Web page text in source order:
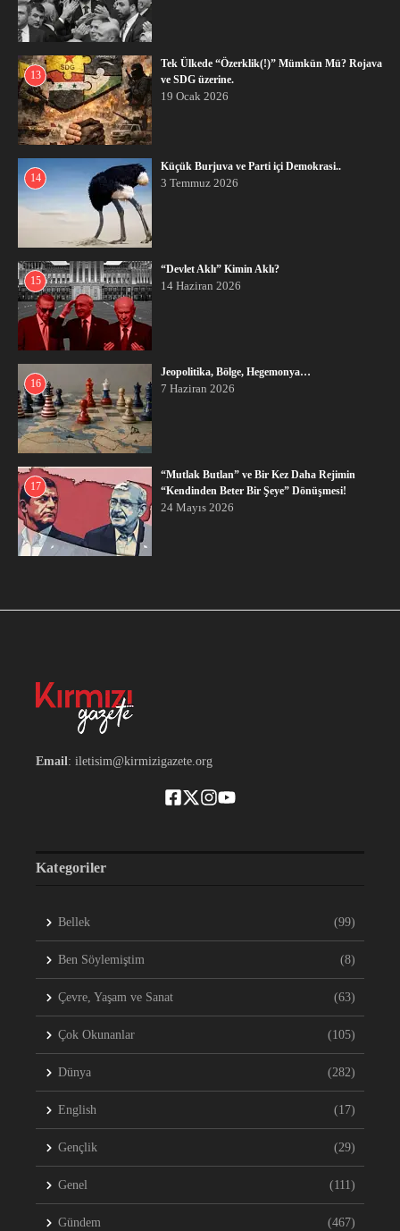
13
Tek Ülkede “Özerklik(!)” Mümkün Mü? Rojava
ve SDG üzerine.
19 Ocak 2026
14
Küçük Burjuva ve Parti içi Demokrasi..
3 Temmuz 2026
15
“Devlet Aklı” Kimin Aklı?
14 Haziran 2026
16
Jeopolitika, Bölge, Hegemonya…
7 Haziran 2026
17
“Mutlak Butlan” ve Bir Kez Daha Rejimin
“Kendinden Beter Bir Şeye” Dönüşmesi!
24 Mayıs 2026
Email: iletisim@kirmizigazete.org
Kategoriler
Bellek (99)
Ben Söylemiştim (8)
Çevre, Yaşam ve Sanat (63)
Çok Okunanlar (105)
Dünya (282)
English (17)
Gençlik (29)
Genel (111)
Gündem (467)